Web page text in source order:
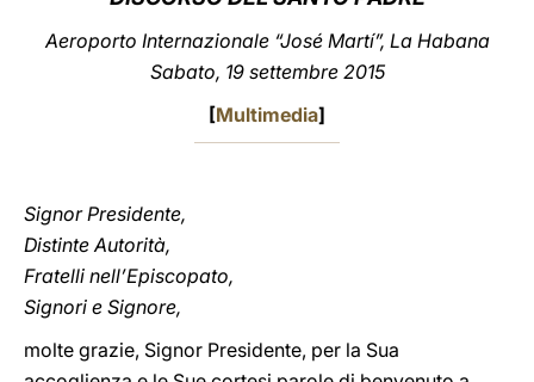
Aeroporto Internazionale “José Martí”, La Habana
Sabato, 19 settembre 2015
[Multimedia]
Signor Presidente,
Distinte Autorità,
Fratelli nell’Episcopato,
Signori e Signore,
molte grazie, Signor Presidente, per la Sua